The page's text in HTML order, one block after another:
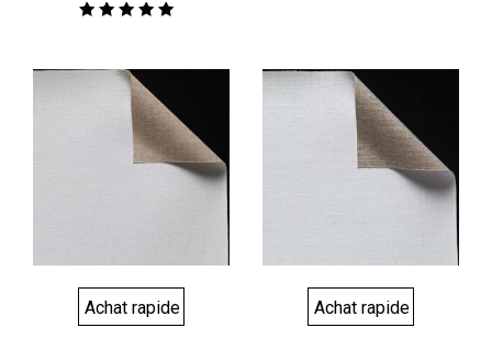
Achat rapide Achat rapide